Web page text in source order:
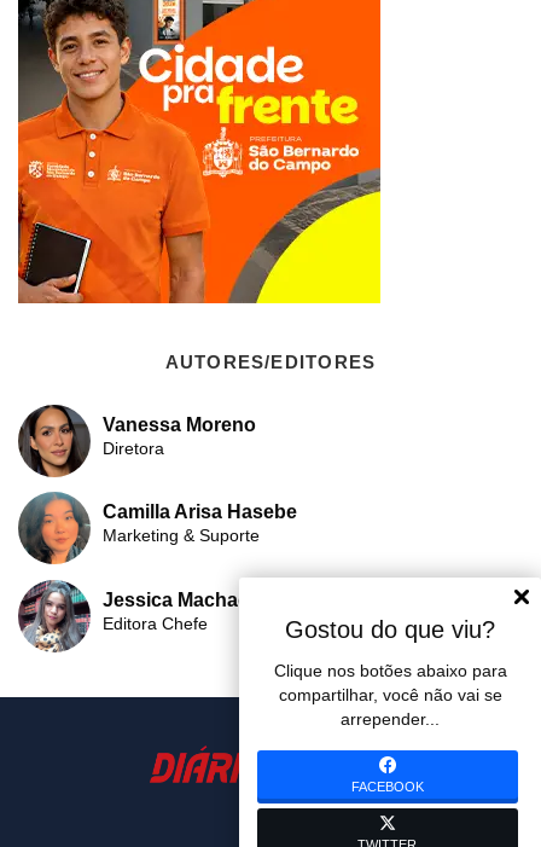
AUTORES/EDITORES
Vanessa Moreno
Diretora
Camilla Arisa Hasebe
Marketing & Suporte
Jessica Machado
Editora Chefe Gostou do que viu?
Clique nos botões abaixo para
compartilhar, você não vai se
arrepender...
FACEBOOK